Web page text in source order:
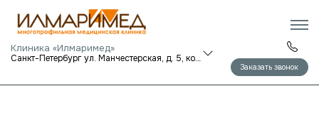
Клиника «Илмаримед»
Санкт-Петербург ул. Манчестерская, д. 5, корп. 1
Заказать звонок